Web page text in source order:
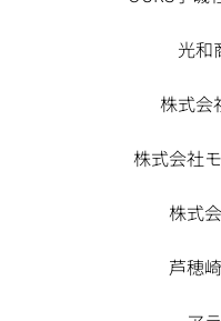
光和
株式会
株式会社
株式
芦穂